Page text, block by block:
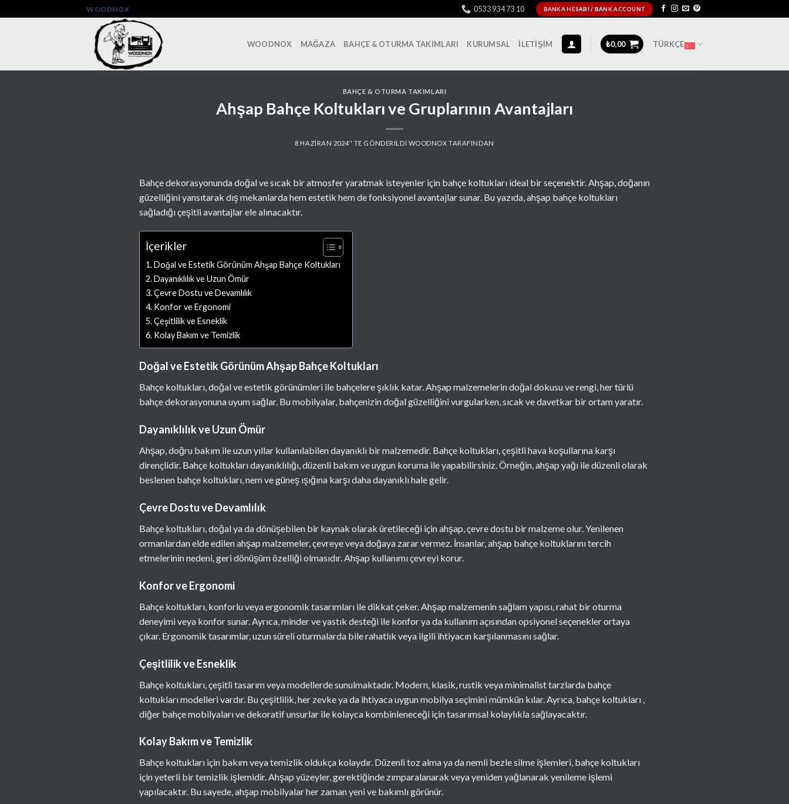
to
WOODNOX 0533 934 73 10 BANKA HESABI / BANK ACCOUNT
WOODNOX MAĞAZA BAHÇE & OTURMA TAKIMLARI KURUMSAL İLETIŞIM ₺0,00 TÜRKÇE
BAHÇE & OTURMA TAKIMLARI
Ahşap Bahçe Koltukları ve Gruplarının Avantajları
8 HAZIRAN 2024’' TE GÖNDERILDI WOODNOX TARAFINDAN
Bahçe dekorasyonunda doğal ve sıcak bir atmosfer yaratmak isteyenler için bahçe koltukları ideal bir seçenektir. Ahşap, doğanın
güzelliğini yansıtarak dış mekanlarda hem estetik hem de fonksiyonel avantajlar sunar. Bu yazıda, ahşap bahçe koltukları
sağladığı çeşitli avantajlar ele alınacaktır.
İçerikler
Doğal ve Estetik Görünüm Ahşap Bahçe Koltukları
Dayanıklılık ve Uzun Ömür
Çevre Dostu ve Devamlılık
Konfor ve Ergonomi
Çeşitlilik ve Esneklik
Kolay Bakım ve Temizlik
Doğal ve Estetik Görünüm Ahşap Bahçe Koltukları
Bahçe koltukları, doğal ve estetik görünümleri ile bahçelere şıklık katar. Ahşap malzemelerin doğal dokusu ve rengi, her türlü
bahçe dekorasyonuna uyum sağlar. Bu mobilyalar, bahçenizin doğal güzelliğini vurgularken, sıcak ve davetkar bir ortam yaratır.
Dayanıklılık ve Uzun Ömür
Ahşap, doğru bakım ile uzun yıllar kullanılabilen dayanıklı bir malzemedir. Bahçe koltukları, çeşitli hava koşullarına karşı
dirençlidir. Bahçe koltukları dayanıklılığı, düzenli bakım ve uygun koruma ile yapabilirsiniz. Örneğin, ahşap yağı ile düzenli olarak
beslenen bahçe koltukları, nem ve güneş ışığına karşı daha dayanıklı hale gelir.
Çevre Dostu ve Devamlılık
Bahçe koltukları, doğal ya da dönüşebilen bir kaynak olarak üretileceği içinahşap, çevre dostu bir malzeme olur. Yenilenen
ormanlardan elde edilen ahşap malzemeler, çevreye veya doğaya zarar vermez. İnsanlar, ahşap bahçe koltuklarını tercih
etmelerinin nedeni, geri dönüşüm özelliği olmasıdır. Ahşap kullanımı çevreyi korur.
Konfor ve Ergonomi
Bahçe koltukları, konforlu veya ergonomik tasarımları ile dikkat çeker. Ahşap malzemenin sağlam yapısı, rahat bir oturma
deneyimi veya konfor sunar. Ayrıca, minder ve yastık desteği ile konfor ya da kullanım açısından opsiyonel seçenekler ortaya
çıkar. Ergonomik tasarımlar, uzun süreli oturmalarda bile rahatlık veya ilgili ihtiyacın karşılanmasını sağlar.
Çeşitlilik ve Esneklik
Bahçe koltukları, çeşitli tasarım veya modellerde sunulmaktadır. Modern, klasik, rustik veya minimalist tarzlarda bahçe
koltukları modelleri vardır. Bu çeşitlilik, her zevke ya da ihtiyaca uygun mobilya seçimini mümkün kılar. Ayrıca, bahçe koltukları ,
diğer bahçe mobilyalarıve dekoratif unsurlar ile kolayca kombinleneceği için tasarımsal kolaylıkla sağlayacaktır.
Kolay Bakım ve Temizlik
Bahçe koltukları için bakım veya temizlik oldukça kolaydır. Düzenli toz alma ya da nemli bezle silme işlemleri, bahçe koltukları
için yeterli bir temizlik işlemidir. Ahşap yüzeyler, gerektiğinde zımparalanarak veya yeniden yağlanarak yenileme işlemi
yapılacaktır. Bu sayede, ahşap mobilyalar her zaman yeni ve bakımlı görünür.